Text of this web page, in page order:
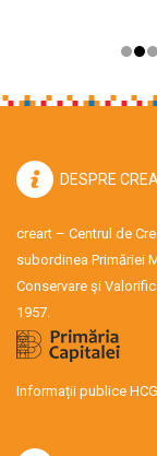
DESPRE
creart – Centrul de
subordinea Primăriei
Conservare şi
1957.
Informații publice